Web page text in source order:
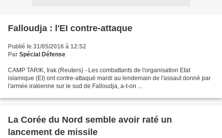
Falloudja : l'EI contre-attaque
Publié le 31/05/2016 à 12:52
Par Spécial Défense
CAMP TARIK, Irak (Reuters) - Les combattants de l'organisation Etat
islamique (EI) ont contre-attaqué mardi au lendemain de l'assaut donné par
l'armée irakienne sur le sud de Falloudja, a-t-on ...
La Corée du Nord semble avoir raté un
lancement de missile